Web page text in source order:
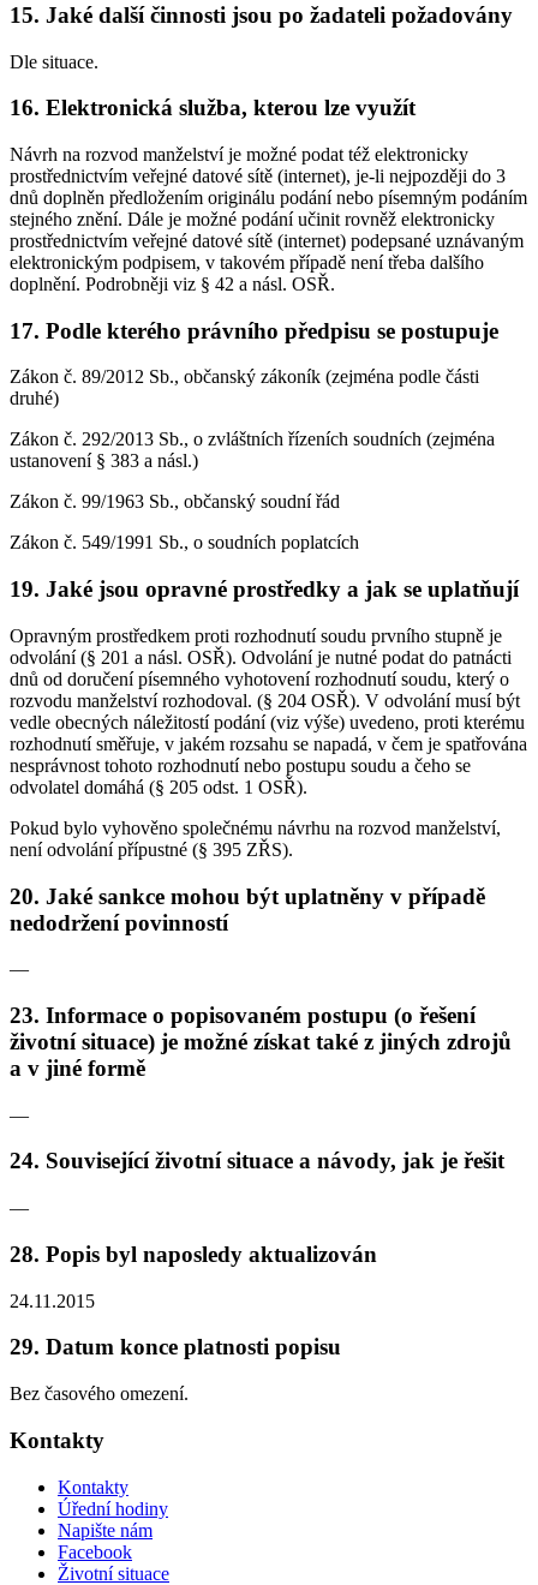
15. Jaké další činnosti jsou po žadateli požadovány
Dle situace.
16. Elektronická služba, kterou lze využít
Návrh na rozvod manželství je možné podat též elektronicky
prostřednictvím veřejné datové sítě (internet), je-li nejpozději do 3
dnů doplněn předložením originálu podání nebo písemným podáním
stejného znění. Dále je možné podání učinit rovněž elektronicky
prostřednictvím veřejné datové sítě (internet) podepsané uznávaným
elektronickým podpisem, v takovém případě není třeba dalšího
doplnění. Podrobněji viz § 42 a násl. OSŘ.
17. Podle kterého právního předpisu se postupuje
Zákon č. 89/2012 Sb., občanský zákoník (zejména podle části
druhé)
Zákon č. 292/2013 Sb., o zvláštních řízeních soudních (zejména
ustanovení § 383 a násl.)
Zákon č. 99/1963 Sb., občanský soudní řád
Zákon č. 549/1991 Sb., o soudních poplatcích
19. Jaké jsou opravné prostředky a jak se uplatňují
Opravným prostředkem proti rozhodnutí soudu prvního stupně je
odvolání (§ 201 a násl. OSŘ). Odvolání je nutné podat do patnácti
dnů od doručení písemného vyhotovení rozhodnutí soudu, který o
rozvodu manželství rozhodoval. (§ 204 OSŘ). V odvolání musí být
vedle obecných náležitostí podání (viz výše) uvedeno, proti kterému
rozhodnutí směřuje, v jakém rozsahu se napadá, v čem je spatřována
nesprávnost tohoto rozhodnutí nebo postupu soudu a čeho se
odvolatel domáhá (§ 205 odst. 1 OSŘ).
Pokud bylo vyhověno společnému návrhu na rozvod manželství,
není odvolání přípustné (§ 395 ZŘS).
20. Jaké sankce mohou být uplatněny v případě
nedodržení povinností
—
23. Informace o popisovaném postupu (o řešení
životní situace) je možné získat také z jiných zdrojů
a v jiné formě
—
24. Související životní situace a návody, jak je řešit
—
28. Popis byl naposledy aktualizován
24.11.2015
29. Datum konce platnosti popisu
Bez časového omezení.
Kontakty
Kontakty
Úřední hodiny
Napište nám
Facebook
Životní situace